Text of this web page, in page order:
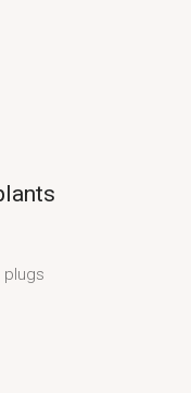
plugs